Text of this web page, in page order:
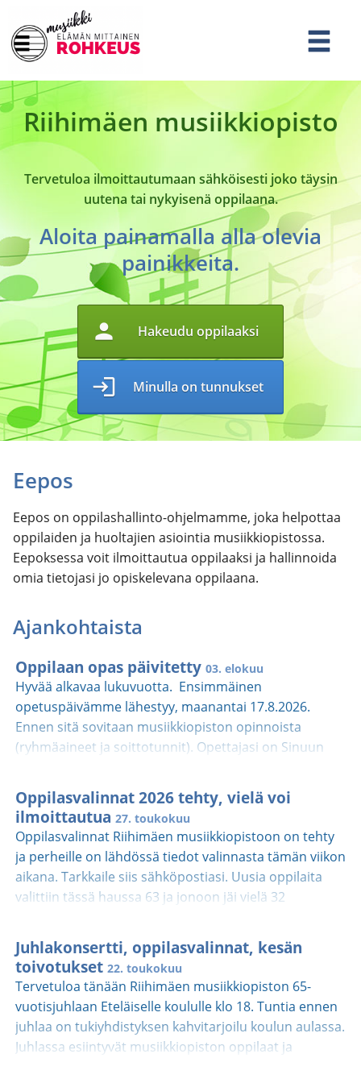
Riihimäen musiikkiopisto
Tervetuloa ilmoittautumaan sähköisesti joko täysin
uutena tai nykyisenä oppilaana.
Aloita painamalla alla olevia
painikkeita.
person Hakeudu oppilaaksi
login Minulla on tunnukset
Eepos
Eepos on oppilashallinto-ohjelmamme, joka helpottaa
oppilaiden ja huoltajien asiointia musiikkiopistossa.
Eepoksessa voit ilmoittautua oppilaaksi ja hallinnoida
omia tietojasi jo opiskelevana oppilaana.
Ajankohtaista
Oppilaan opas päivitetty 03. elokuu
Hyvää alkavaa lukuvuotta. Ensimmäinen
opetuspäivämme lähestyy, maanantai 17.8.2026.
Ennen sitä sovitaan musiikkiopiston opinnoista
(ryhmäaineet ja soittotunnit). Opettajasi on Sinuun
päivitetty nettisivuillemme, käyhän
tutustumassa: Oppilaan opas - Riihimäki
Oppilasvalinnat 2026 tehty, vielä voi
ilmoittautua 27. toukokuu
Oppilasvalinnat Riihimäen musiikkiopistoon on tehty
ja perheille on lähdössä tiedot valinnasta tämän viikon
aikana. Tarkkaile siis sähköpostiasi. Uusia oppilaita
valittiin tässä haussa 63 ja jonoon jäi vielä 32
huilussa, joten ota yhteyttä musiikkiopistoon, jos jäit
jonoon ja haluaisit aloittaakin niissä soittimissa.
Lopelle avautui tänä keväänä 5 paikkaa ja Hausjärven
kuntaan 4. Voit myös ilmoittautua jonoon
edelleenkin, sillä kesän aikana oppilastilanne
musiikkiopistossa muuttuu vielä. Musiikkiopistossa
toimii useita ryhmiä, joihin on mahdollista tulla
Juhlakonsertti, oppilasvalinnat, kesän
toivotukset 22. toukokuu
Tervetuloa tänään Riihimäen musiikkiopiston 65-
vuotisjuhlaan Eteläiselle koululle klo 18. Tuntia ennen
juhlaa on tukiyhdistyksen kahvitarjoilu koulun aulassa.
Juhlassa esiintyvät musiikkiopiston oppilaat ja